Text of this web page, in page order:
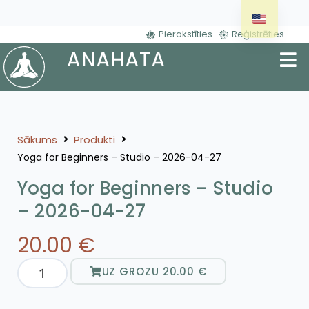
Pierakstīties Reģistrēties
Sākums Produkti
Yoga for Beginners – Studio – 2026-04-27
Yoga for Beginners – Studio
– 2026-04-27
20.00 €
UZ GROZU 20.00 €